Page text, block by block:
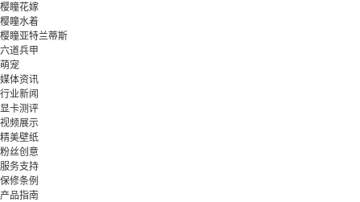
樱瞳花嫁
樱瞳水着
樱瞳亚特兰蒂斯
六道兵甲
萌宠
媒体资讯
行业新闻
显卡测评
视频展示
精美壁纸
粉丝创意
服务支持
保修条例
产品指南